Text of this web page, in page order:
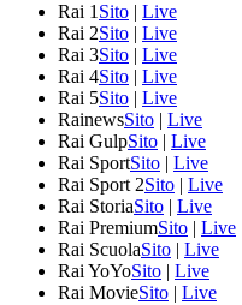
Rai 1 Sito | Live
Rai 2Sito | Live
Rai 3Sito | Live
Rai 4Sito | Live
Rai 5Sito | Live
RainewsSito | Live
Rai GulpSito | Live
Rai SportSito | Live
Rai Sport 2Sito | Live
Rai StoriaSito | Live
Rai PremiumSito | Live
Rai ScuolaSito | Live
Rai YoYoSito | Live
Rai MovieSito | Live